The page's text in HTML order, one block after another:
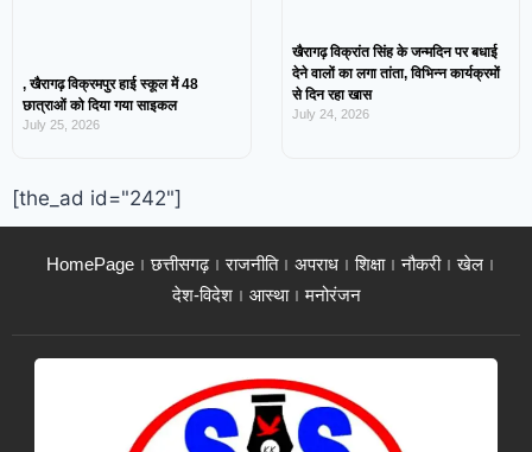
, खैरागढ़ विक्रमपुर हाई स्कूल में 48
छात्राओं को दिया गया साइकल
July 25, 2026
खैरागढ़ विक्रांत सिंह के जन्मदिन पर बधाई
देने वालों का लगा तांता, विभिन्न कार्यक्रमों
से दिन रहा खास
July 24, 2026
[the_ad id="242"]
HomePage छत्तीसगढ़ राजनीति अपराध शिक्षा नौकरी
खेल
देश-विदेश
आस्था मनोरंजन